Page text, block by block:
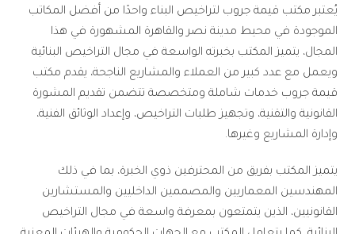
يُعتبر مكتب قيمة جروب لتراخيص البناء واحدًا من أفضل المكاتب
الموجودة في محيط مدينة نصر والقاهرة المشهورة في هذا
المجال، يتميز المكتب بخبرته الواسعة في مجال التراخيص البنائية
ويعمل مع عدد كبير من العملاء والمشاريع الناجحة، يقدم مكتب
قيمة جروب خدمات شاملة ومتخصصة تتضمن تقديم المشورة
القانونية والتقنية، وتجهيز طلبات التراخيص، وإعداد الوثائق الفنية،
وإدارة المشاريع وغيرها.
يتميز المكتب بفريق من المحترفين ذوي الخبرة، بما في ذلك
المهندسين المعماريين والمصممين الداخليين والمستشارين
القانونيين، الذين يتمتعون بمعرفة واسعة في مجال التراخيص